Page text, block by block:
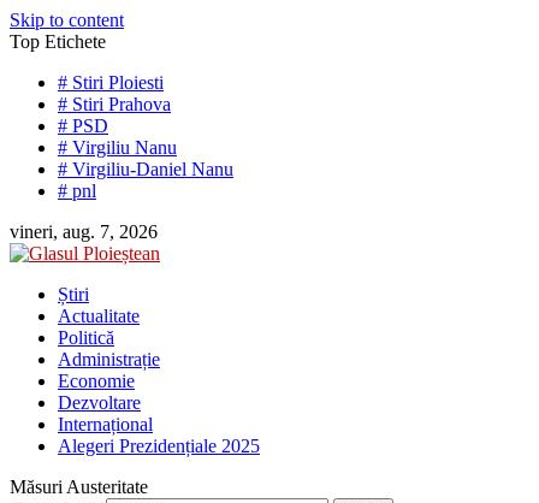
Skip to content
Top Etichete
# Stiri Ploiesti
# Stiri Prahova
# PSD
# Virgiliu Nanu
# Virgiliu-Daniel Nanu
# pnl
vineri, aug. 7, 2026
Știri
Actualitate
Politică
Administrație
Economie
Dezvoltare
Internațional
Alegeri Prezidențiale 2025
Măsuri Austeritate